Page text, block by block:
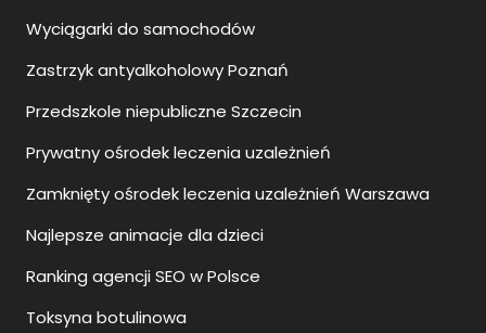
Wyciągarki do samochodów
Zastrzyk antyalkoholowy Poznań
Przedszkole niepubliczne Szczecin
Prywatny ośrodek leczenia uzależnień
Zamknięty ośrodek leczenia uzależnień Warszawa
Najlepsze animacje dla dzieci
Ranking agencji SEO w Polsce
Toksyna botulinowa